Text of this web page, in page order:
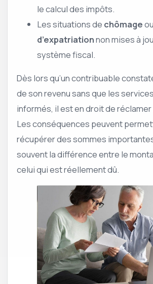
le calcul des impôts.
Les situations de chômage
d’expatriationnon mises à
système fiscal.
Dès lors qu’un contribuable
de son revenu sans que les
informés, il est en droit de
Les conséquences peuvent
récupérer des sommes
souvent la différence entre le
celui qui est réellement dû.